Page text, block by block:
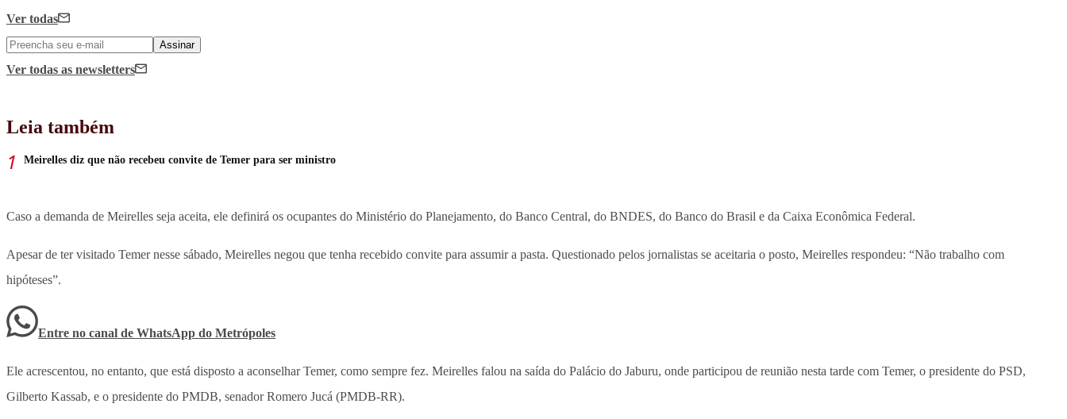
Ver todas
Assinar
Ver todas as newsletters
Leia também
Meirelles diz que não recebeu convite de Temer para ser ministro
Caso a demanda de Meirelles seja aceita, ele definirá os ocupantes do Ministério do Planejamento, do Banco Central, do BNDES, do Banco do Brasil e da Caixa Econômica Federal.
Apesar de ter visitado Temer nesse sábado, Meirelles negou que tenha recebido convite para assumir a pasta. Questionado pelos jornalistas se aceitaria o posto, Meirelles respondeu: “Não trabalho com
hipóteses”.
Entre no canal de WhatsApp do Metrópoles
Ele acrescentou, no entanto, que está disposto a aconselhar Temer, como sempre fez. Meirelles falou na saída do Palácio do Jaburu, onde participou de reunião nesta tarde com Temer, o presidente do PSD,
Gilberto Kassab, e o presidente do PMDB, senador Romero Jucá (PMDB-RR).